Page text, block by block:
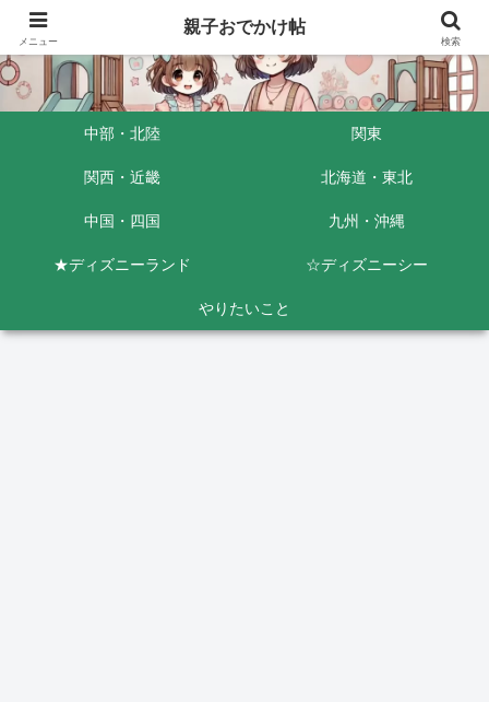
中部・北陸 関東
関西・近畿 北海道・東北
中国・四国 九州・沖縄
★ディズニーランド ☆ディズニーシー
やりたいこと
メニュー
親子おでかけ帖
検索